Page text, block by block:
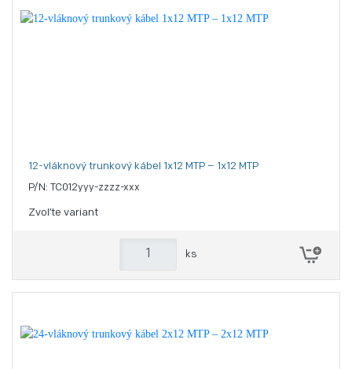
12-vláknový trunkový kábel 1x12 MTP – 1x12 MTP
P/N: TC012yyy-zzzz-xxx
Zvoľte variant
ks